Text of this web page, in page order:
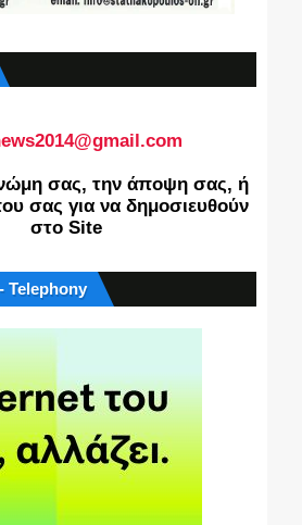
σας, την άποψη σας, ή
σας για να δημοσιευθούν
στο Site
Telephony